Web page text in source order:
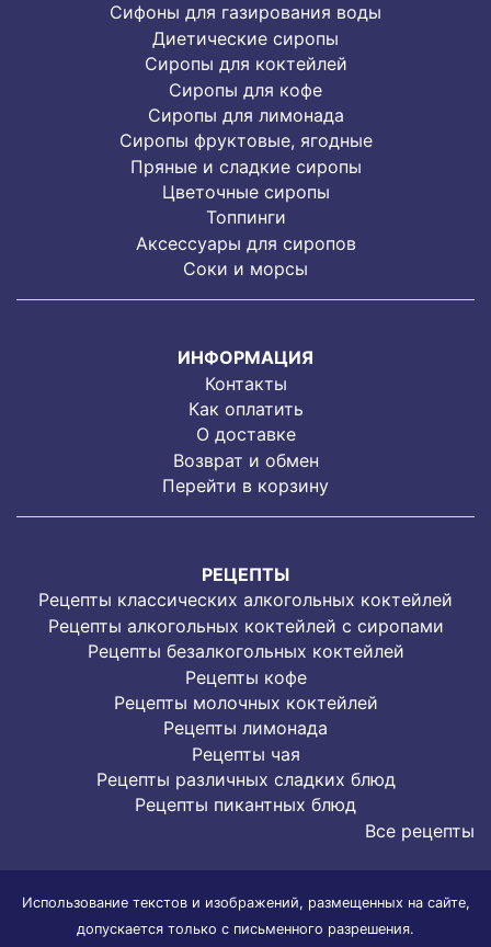
Сифоны для газирования воды
Диетические сиропы
Сиропы для коктейлей
Сиропы для кофе
Сиропы для лимонада
Cиропы фруктовые, ягодные
Пряные и сладкие сиропы
Цветочные сиропы
Топпинги
Аксессуары для сиропов
Соки и морсы
ИНФОРМАЦИЯ
Контакты
Как оплатить
О доставке
Возврат и обмен
Перейти в корзину
РЕЦЕПТЫ
Рецепты классических алкогольных коктейлей
Рецепты алкогольных коктейлей с сиропами
Рецепты безалкогольных коктейлей
Рецепты кофе
Рецепты молочных коктейлей
Рецепты лимонада
Рецепты чая
Рецепты различных сладких блюд
Рецепты пикантных блюд
Все рецепты
Использование текстов и изображений, размещенных на сайте,
допускается только с письменного разрешения.